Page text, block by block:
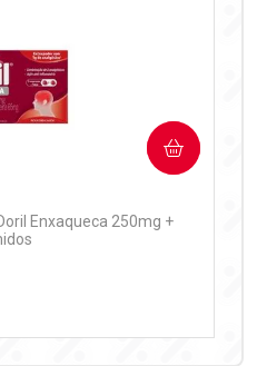
Enxaqueca 250mg +
COMPRAR